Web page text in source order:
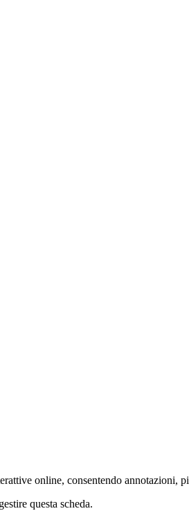
online, consentendo annotazioni,
questa scheda.